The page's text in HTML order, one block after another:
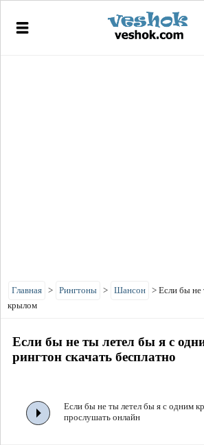
Главная > Рингтоны > Шансон > Если бы не
крылом
Если бы не ты летел бы я с
рингтон скачать бесплатно
Если бы не ты летел бы я с одним
прослушать онлайн